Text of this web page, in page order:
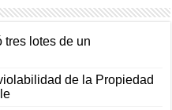
tres lotes de un
de la Propiedad